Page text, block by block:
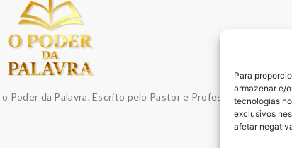
Para
armazenar e/
tecnologias
exclusivos
afetar
Poder da Palavra. Escrito pelo Pastor e Professor Sydnei